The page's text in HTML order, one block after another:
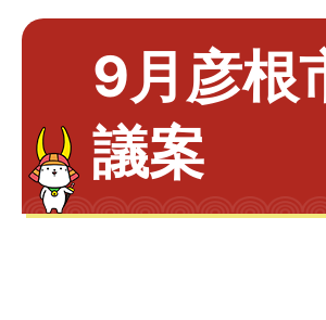
9月彦根
議案